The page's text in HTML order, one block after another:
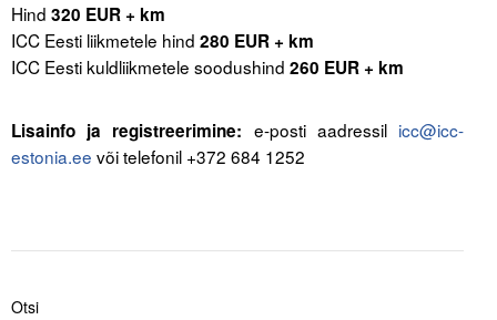
Projektid
Hind 320 EUR + km
ICC Eesti liikmetele hind 280 EUR + km
ICC Eesti kuldliikmetele soodushind 260 EUR + km
Lisainfo ja registreerimine: e-posti aadressil icc@icc-
estonia.ee või telefonil +372 684 1252
Otsi